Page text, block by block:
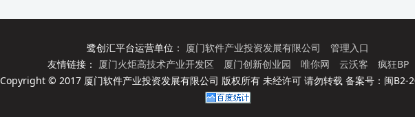
鹭创汇平台运营单位： 厦门软件产业投资发展有限公司
管理入口
友情链接： 厦门火炬高技术产业开发区 厦门创新创业园 唯你网 云沃客
疯狂BP
Copyright © 2017 厦门软件产业投资发展有限公司 版权所有 未经许可 请勿转载 备案号：闽B2-